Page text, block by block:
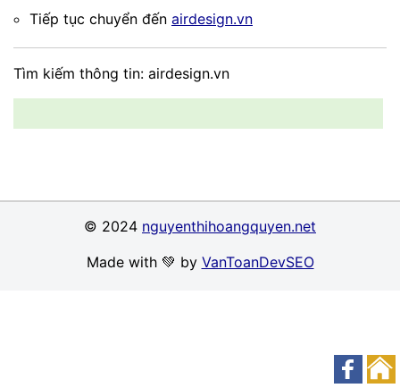
Tiếp tục chuyển đến airdesign.vn
Tìm kiếm thông tin: airdesign.vn
© 2024 nguyenthihoangquyen.net
Made with 💚 by VanToanDevSEO